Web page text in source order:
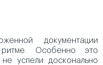
документации
Особенно это
успели досконально